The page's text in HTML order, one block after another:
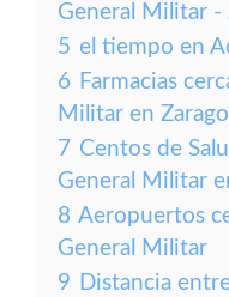
General Militar -
5 el tiempo en
6 Farmacias
Militar en
7 Centos de
General Militar
8 Aeropuertos
General Militar
9 Distancia